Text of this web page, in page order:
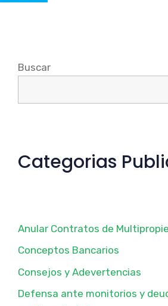
Buscar
Categorias
Anular Contratos de
Conceptos Bancarios
Consejos y Adevertencias
Defensa ante monitorios y